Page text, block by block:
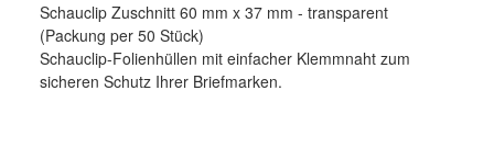
Schauclip Zuschnitt 60 mm x 37 mm - transparent
(Packung per 50 Stück)
Schauclip-Folienhüllen mit einfacher Klemmnaht zum
sicheren Schutz Ihrer Briefmarken.